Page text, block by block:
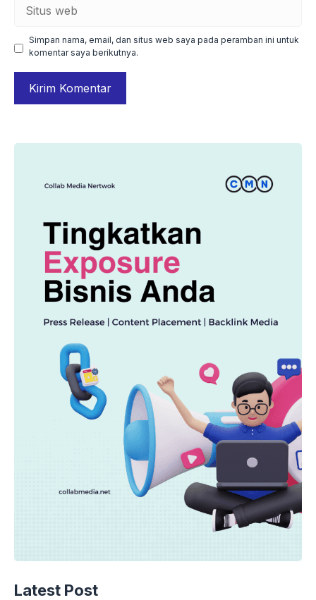
web
Simpan nama, email, dan situs web saya pada peramban ini untuk
komentar saya berikutnya.
Latest Post